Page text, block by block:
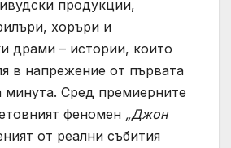
продукции,
хоръри и
драми – истории, които
в напрежение от първата
минута. Сред премиерните
феномен „Джон
от реални събития